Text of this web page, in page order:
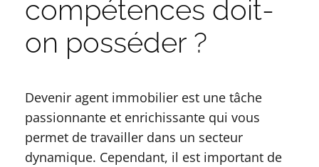
compétences doit-
on posséder ?
Devenir agent immobilier est une tâche
passionnante et enrichissante qui vous
permet de travailler dans un secteur
dynamique. Cependant, il est important de